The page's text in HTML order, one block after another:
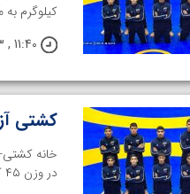
کیلوگرم به
11:40 , 3 شهریور 03
کشتی آزاد
خانه
در وزن ۴۵ کیلوگرم و ابوالفضل شمسی پور در وزن ۷۱ کیلوگرم به ...